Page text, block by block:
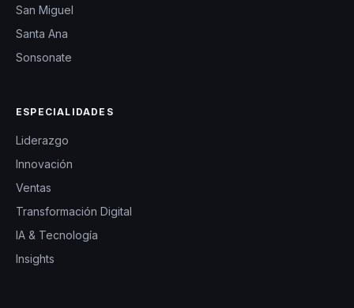
San Miguel
Santa Ana
Sonsonate
ESPECIALIDADES
Liderazgo
Innovación
Ventas
Transformación Digital
IA & Tecnología
Insights